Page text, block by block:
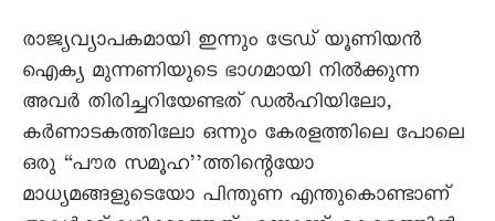
രാജ്യവ്യാപകമായി ഇന്നും ട്രേഡ് യൂണിയൻ
ഐക്യ മുന്നണിയുടെ ഭാഗമായി നിൽക്കുന്ന
അവർ തിരിച്ചറിയേണ്ടത് ഡൽഹിയിലോ,
കർണാടകത്തിലോ ഒന്നും കേരളത്തിലെ പോലെ
ഒരു “പൗര സമൂഹ’’ത്തിന്റെയോ
മാധ്യമങ്ങളുടെയോ പിന്തുണ എന്തുകൊണ്ടാണ്